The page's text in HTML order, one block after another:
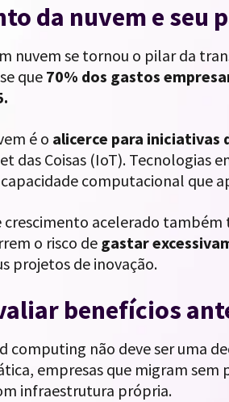
da nuvem e seu
nuvem se tornou o pilar da
que 70% dos gastos
é o alicerce para iniciativas
das Coisas (IoT). Tecnologias
computacional que
acelerado também
o risco degastar
projetos de inovação.
benefícios
computing não deve ser uma
empresas que migram
infraestrutura própria.